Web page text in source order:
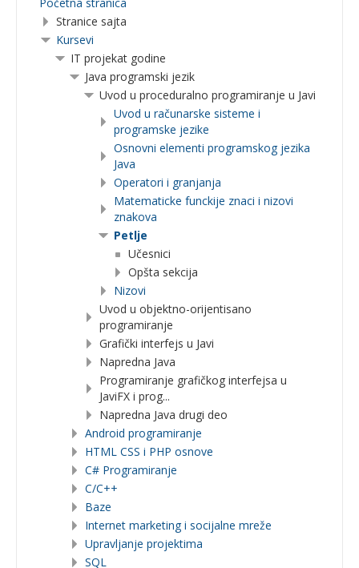
Početna stranica
Stranice sajta
Kursevi
IT projekat godine
Java programski jezik
Uvod u proceduralno programiranje u Javi
Uvod u računarske sisteme i
programske jezike
Osnovni elementi programskog jezika
Java
Operatori i granjanja
Matematicke funckije znaci i nizovi
znakova
Petlje
Učesnici
Opšta sekcija
Nizovi
Uvod u objektno-orijentisano
programiranje
Grafički interfejs u Javi
Napredna Java
Programiranje grafičkog interfejsa u
JaviFX i prog...
Napredna Java drugi deo
Android programiranje
HTML CSS i PHP osnove
C# Programiranje
C/C++
Baze
Internet marketing i socijalne mreže
Upravljanje projektima
SQL